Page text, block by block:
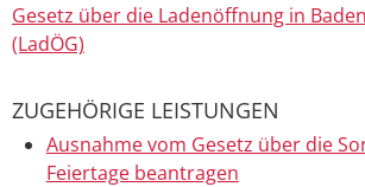
Gesetz über die Ladenöffnung in
(LadÖG)
ZUGEHÖRIGE LEISTUNGEN
Ausnahme vom Gesetz über die
Feiertage beantragen